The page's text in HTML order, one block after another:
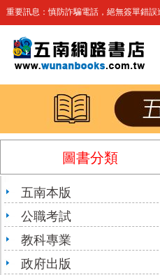
重要訊息：慎防詐騙電話，絕無簽單錯
圖書分類
五南本版
公職考試
教科專業
政府出版